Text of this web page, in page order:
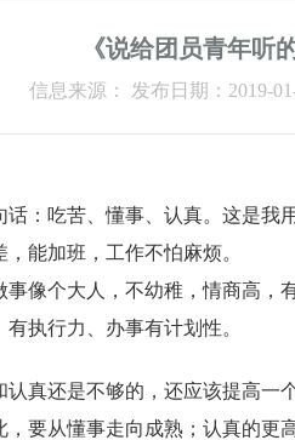
《说给团员青年听
信息来源： 发布日期：2019-
：吃苦、懂事、认真。这是我
能加班，工作不怕麻烦。
像个大人，不幼稚，情商高，有
执行力、办事有计划性。
真还是不够的，还应该提高
要从懂事走向成熟；认真的更